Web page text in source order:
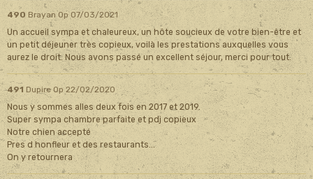
490 Brayan Op 07/03/2021
Un accueil sympa et chaleureux, un hôte soucieux de votre bien-être et
un petit déjeuner très copieux, voilà les prestations auxquelles vous
aurez le droit. Nous avons passé un excellent séjour, merci pour tout.
491 Dupire Op 22/02/2020
Nous y sommes alles deux fois en 2017 et 2019.
Super sympa chambre parfaite et pdj copieux
Notre chien accepté
Pres d honfleur et des restaurants...
On y retournera